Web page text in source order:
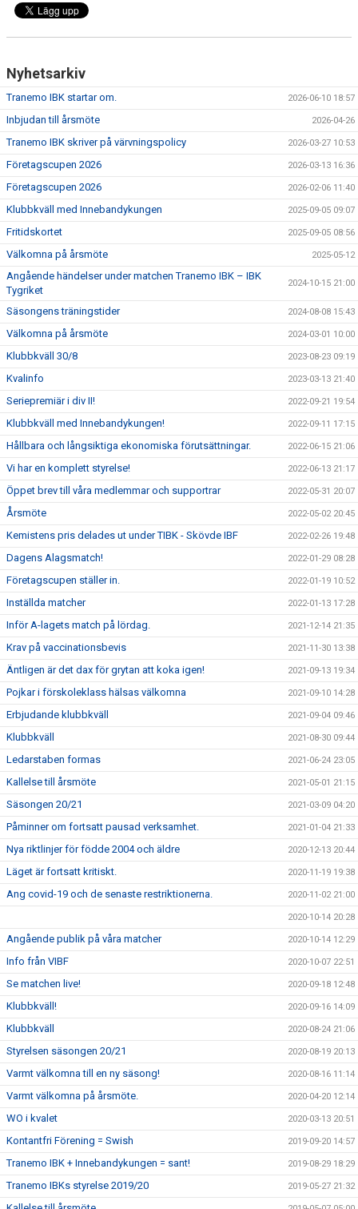
Nyhetsarkiv
Tranemo IBK startar om. 2026-06-10 18:57
Inbjudan till årsmöte 2026-04-26
Tranemo IBK skriver på värvningspolicy 2026-03-27 10:53
Företagscupen 2026 2026-03-13 16:36
Företagscupen 2026 2026-02-06 11:40
Klubbkväll med Innebandykungen 2025-09-05 09:07
Fritidskortet 2025-09-05 08:56
Välkomna på årsmöte 2025-05-12
Angående händelser under matchen Tranemo IBK – IBK
Tygriket
2024-10-15 21:00
Säsongens träningstider 2024-08-08 15:43
Välkomna på årsmöte 2024-03-01 10:00
Klubbkväll 30/8 2023-08-23 09:19
Kvalinfo 2023-03-13 21:40
Seriepremiär i div II! 2022-09-21 19:54
Klubbkväll med Innebandykungen! 2022-09-11 17:15
Hållbara och långsiktiga ekonomiska förutsättningar. 2022-06-15 21:06
Vi har en komplett styrelse! 2022-06-13 21:17
Öppet brev till våra medlemmar och supportrar 2022-05-31 20:07
Årsmöte 2022-05-02 20:45
Kemistens pris delades ut under TIBK - Skövde IBF 2022-02-26 19:48
Dagens Alagsmatch! 2022-01-29 08:28
Företagscupen ställer in. 2022-01-19 10:52
Inställda matcher 2022-01-13 17:28
Inför A-lagets match på lördag. 2021-12-14 21:35
Krav på vaccinationsbevis 2021-11-30 13:38
Äntligen är det dax för grytan att koka igen! 2021-09-13 19:34
Pojkar i förskoleklass hälsas välkomna 2021-09-10 14:28
Erbjudande klubbkväll 2021-09-04 09:46
Klubbkväll 2021-08-30 09:44
Ledarstaben formas 2021-06-24 23:05
Kallelse till årsmöte 2021-05-01 21:15
Säsongen 20/21 2021-03-09 04:20
Påminner om fortsatt pausad verksamhet. 2021-01-04 21:33
Nya riktlinjer för födde 2004 och äldre 2020-12-13 20:44
Läget är fortsatt kritiskt. 2020-11-19 19:38
Ang covid-19 och de senaste restriktionerna. 2020-11-02 21:00
2020-10-14 20:28
Angående publik på våra matcher 2020-10-14 12:29
Info från VIBF 2020-10-07 22:51
Se matchen live! 2020-09-18 12:48
Klubbkväll! 2020-09-16 14:09
Klubbkväll 2020-08-24 21:06
Styrelsen säsongen 20/21 2020-08-19 20:13
Varmt välkomna till en ny säsong! 2020-08-16 11:14
Varmt välkomna på årsmöte. 2020-04-20 12:14
WO i kvalet 2020-03-13 20:51
Kontantfri Förening = Swish 2019-09-20 14:57
Tranemo IBK + Innebandykungen = sant! 2019-08-29 18:29
Tranemo IBKs styrelse 2019/20 2019-05-27 21:32